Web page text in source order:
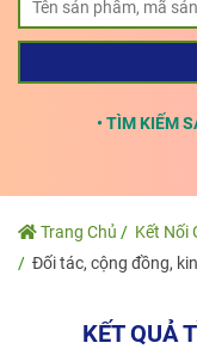
• TÌM KIẾM SẢN
Trang Chủ
Kết Nối
Đối tác, cộng đồng,
KẾT QUẢ